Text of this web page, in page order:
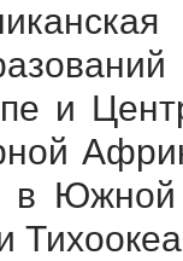
и
в